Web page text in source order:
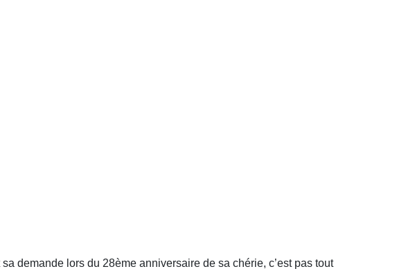
demande lors du 28ème anniversaire de sa chérie, c’est pas tout